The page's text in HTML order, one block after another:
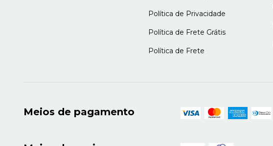
Política de Privacidade
Política de Frete Grátis
Política de Frete
Meios de pagamento